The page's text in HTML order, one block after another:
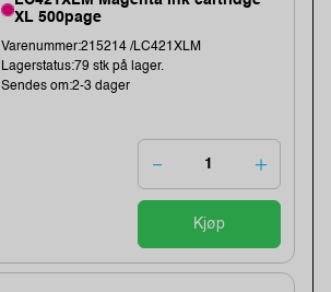
XL 500page
Varenummer:215214 /LC421XLM
Lagerstatus:79 stk på lager.
Sendes om:2-3 dager
Kjøp